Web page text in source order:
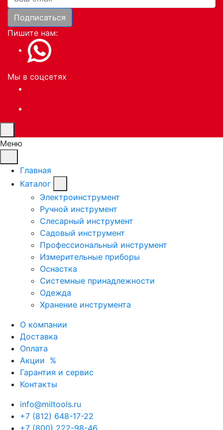
Подписаться
Пишите нам:
Мы в соцсетях
Меню
Главная
Каталог
Электроинструмент
Ручной инструмент
Слесарный инструмент
Садовый инструмент
Профессиональный инструмент
Измерительные приборы
Оснастка
Системные принадлежности
Одежда
Хранение инструмента
О компании
Доставка
Оплата
Акции %
Гарантия и сервис
Контакты
info@miltools.ru
+7 (812) 648-17-22
+7 (800) 222-98-46